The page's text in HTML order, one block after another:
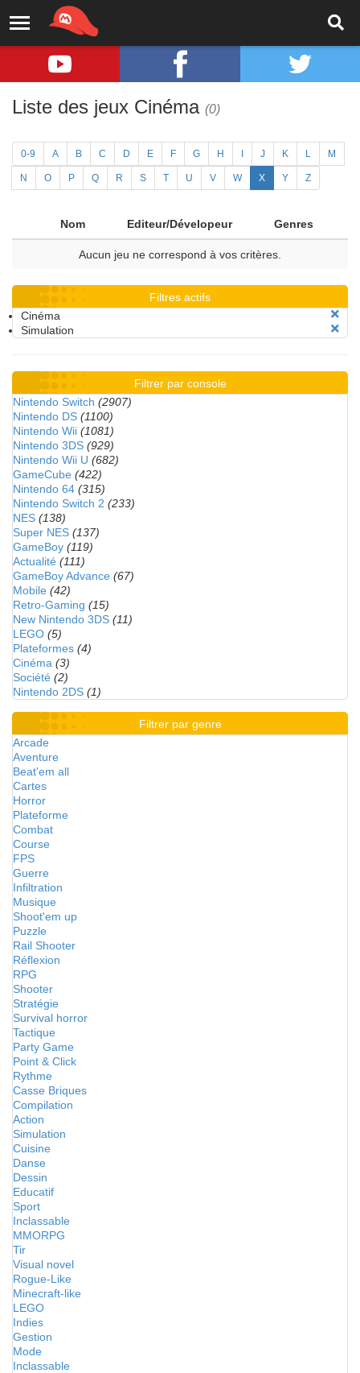
Liste des jeux Cinéma (0)
0-9 A B C D E F G H J K L M
N O P Q R S T U V W X Y Z
Nom Editeur/Dévelopeur Genres
Aucun jeu ne correspond à vos critères.
Filtres actifs
Cinéma
Simulation
Filtrer par console
Nintendo Switch (2907)
Nintendo DS (1100)
Nintendo Wii (1081)
Nintendo 3DS (929)
Nintendo Wii U (682)
GameCube (422)
Nintendo 64 (315)
Nintendo Switch 2 (233)
NES (138)
Super NES (137)
GameBoy (119)
Actualité (111)
GameBoy Advance (67)
Mobile (42)
Retro-Gaming (15)
New Nintendo 3DS (11)
LEGO (5)
Plateformes (4)
Cinéma (3)
Société (2)
Nintendo 2DS (1)
Filtrer par genre
Arcade
Aventure
Beat'em all
Cartes
Horror
Plateforme
Combat
Course
FPS
Guerre
Infiltration
Musique
Shoot'em up
Puzzle
Rail Shooter
Réflexion
RPG
Shooter
Stratégie
Survival horror
Tactique
Party Game
Point & Click
Rythme
Casse Briques
Compilation
Action
Simulation
Cuisine
Danse
Dessin
Educatif
Sport
Inclassable
MMORPG
Tir
Visual novel
Rogue-Like
Minecraft-like
LEGO
Indies
Gestion
Mode
Inclassable